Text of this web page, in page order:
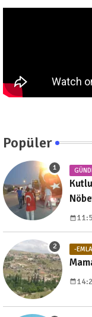
Popüler
-